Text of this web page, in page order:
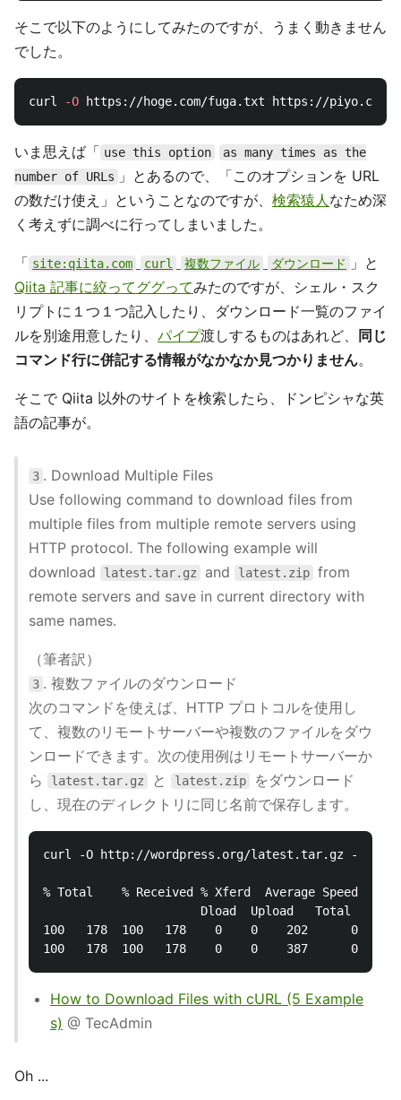
そこで以下のようにしてみたのですが、うまく動きません
でした。
curl -O
いま思えば「 use this option
as many times as the
number of URLs
」とあるので、「このオプションを URL
の数だけ使え」ということなのですが、 検索猿人なため深
く考えずに調べに行ってしまいました。
「 site:qiita.com curl 複数ファイル ダウンロード
」と
Qiita 記事に絞ってググってみたのですが、シェル・スク
リプトに１つ１つ記入したり、ダウンロード一覧のファイ
ルを別途用意したり、 パイプ渡しするものはあれど、
同じ
コマンド行に併記する情報がなかなか見つかりません。
そこで Qiita 以外のサイトを検索したら、ドンピシャな英
語の記事が。
3 . Download Multiple Files
Use following command to download files from
multiple files from multiple remote servers using
HTTP protocol. The following example will
download
latest.tar.gz and latest.zip from
remote servers and save in current directory with
same names.
（筆者訳）
3 . 複数ファイルのダウンロード
次のコマンドを使えば、HTTP プロトコルを使用し
て、複数のリモートサーバーや複数のファイルをダウ
ンロードできます。次の使用例はリモートサーバーか
ら
latest.tar.gz と latest.zip
をダウンロード
し、現在のディレクトリに同じ名前で保存します。
curl -O http://wordpress.org/latest.tar.gz -O
% Total    % Received % Xferd  Average Speed
Dload  Upload   Total
100   178  100   178    0    0    202      0
How to Download Files with cURL (5 Example
s) @ TecAdmin
Oh ...